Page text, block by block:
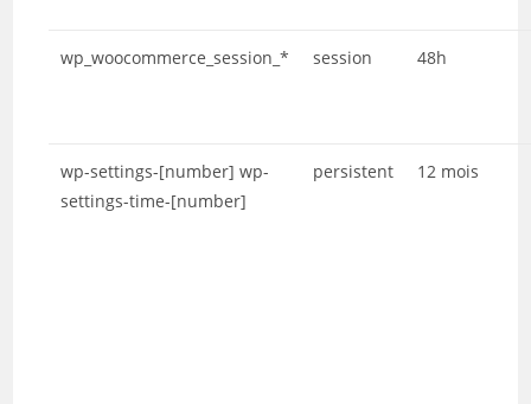
wp_woocommerce_session_* session 48h
wp-settings-[number] wp-
settings-time-[number]
persistent 12 mois